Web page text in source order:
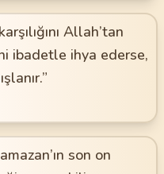
Allah’tan
ibadetle ihya ederse,
son on